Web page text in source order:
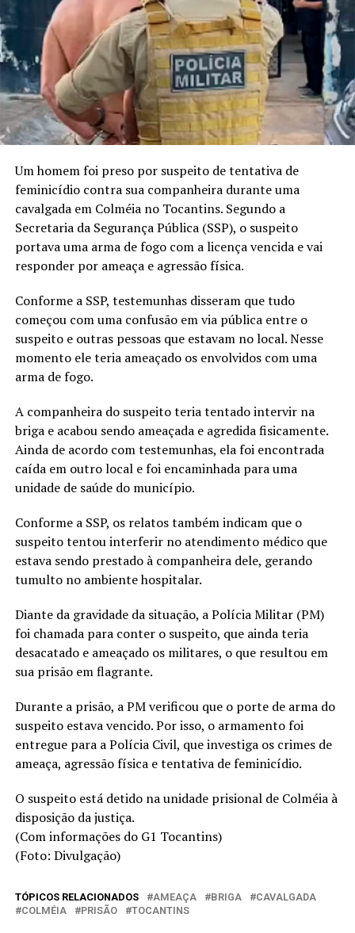
Um homem foi preso por suspeito de tentativa de
feminicídio contra sua companheira durante uma
cavalgada em Colméia no Tocantins. Segundo a
Secretaria da Segurança Pública (SSP), o suspeito
portava uma arma de fogo com a licença vencida e vai
responder por ameaça e agressão física.
Conforme a SSP, testemunhas disseram que tudo
começou com uma confusão em via pública entre o
suspeito e outras pessoas que estavam no local. Nesse
momento ele teria ameaçado os envolvidos com uma
arma de fogo.
A companheira do suspeito teria tentado intervir na
briga e acabou sendo ameaçada e agredida fisicamente.
Ainda de acordo com testemunhas, ela foi encontrada
caída em outro local e foi encaminhada para uma
unidade de saúde do município.
Conforme a SSP, os relatos também indicam que o
suspeito tentou interferir no atendimento médico que
estava sendo prestado à companheira dele, gerando
tumulto no ambiente hospitalar.
Diante da gravidade da situação, a Polícia Militar (PM)
foi chamada para conter o suspeito, que ainda teria
desacatado e ameaçado os militares, o que resultou em
sua prisão em flagrante.
Durante a prisão, a PM verificou que o porte de arma do
suspeito estava vencido. Por isso, o armamento foi
entregue para a Polícia Civil, que investiga os crimes de
ameaça, agressão física e tentativa de feminicídio.
O suspeito está detido na unidade prisional de Colméia à
disposição da justiça.
(Com informações do G1 Tocantins)
(Foto: Divulgação)
TÓPICOS RELACIONADOS AMEAÇA BRIGA
CAVALGADA
COLMÉIA
PRISÃO TOCANTINS